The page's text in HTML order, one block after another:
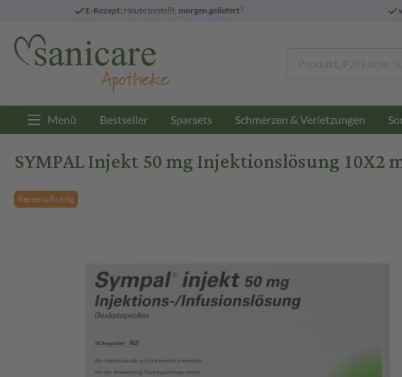
E-Rezept: Heute bestellt, morgen geliefert3
Menü Bestseller Sparsets Schmerzen & Verletzungen
SYMPAL Injekt 50 mg Injektionslösung 10X2
Rezeptpflichtig